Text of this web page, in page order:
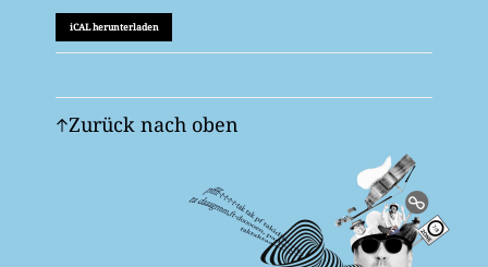
iCAL herunterladen
Zurück nach oben